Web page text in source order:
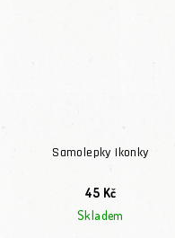
Samolepky Ikonky
45 Kč
Skladem